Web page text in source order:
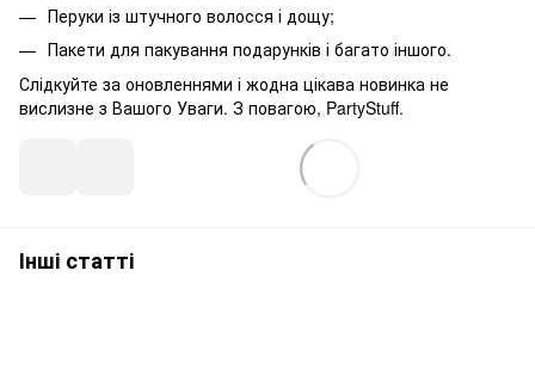
Перуки із штучного волосся і дощу;
Пакети для пакування подарунків і багато іншого.
Слідкуйте за оновленнями і жодна цікава новинка не
вислизне з Вашого Уваги. З повагою, PartyStuff.
Інші статті